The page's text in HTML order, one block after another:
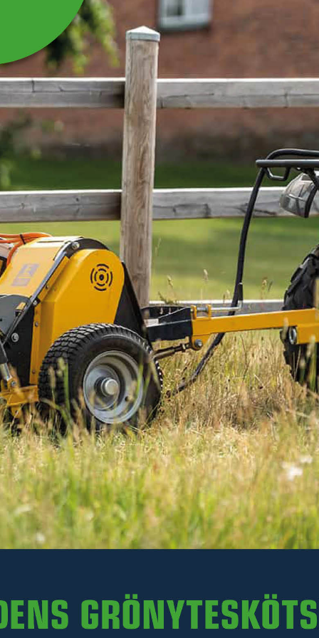
Y-SLAGA 13 X 30 X 83
MM
Passar till Slaghack ATV frontmonterad VKMATVF.
Läs mer
75 kr
Inkl. moms
I lager
- +
LÄGG I VARUKORGEN